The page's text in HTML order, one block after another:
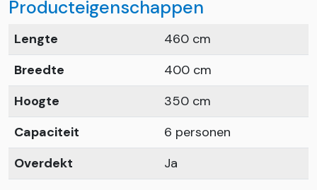
Producteigenschappen
Lengte
460 cm
Breedte
400 cm
Hoogte
350 cm
Capaciteit
6 personen
Overdekt
Ja